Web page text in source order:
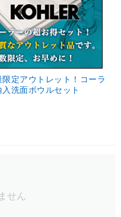
限定アウトレット！コーラ
入洗面ボウルセット
せん